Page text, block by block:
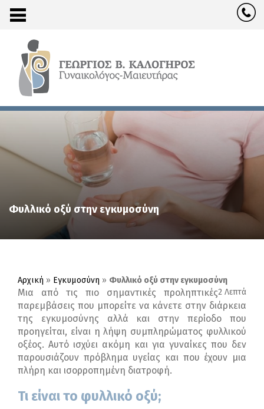
Φυλλικό οξύ στην εγκυμοσύνη
Αρχική » Εγκυμοσύνη » Φυλλικό οξύ στην εγκυμοσύνη
2 Λεπτά
Μια από τις πιο σημαντικές προληπτικές
παρεμβάσεις που μπορείτε να κάνετε στην διάρκεια
της εγκυμοσύνης αλλά και στην περίοδο που
προηγείται, είναι η λήψη συμπληρώματος φυλλικού
οξέος. Αυτό ισχύει ακόμη και για γυναίκες που δεν
παρουσιάζουν πρόβλημα υγείας και που έχουν μια
πλήρη και ισορροπημένη διατροφή.
Τι είναι το φυλλικό οξύ;